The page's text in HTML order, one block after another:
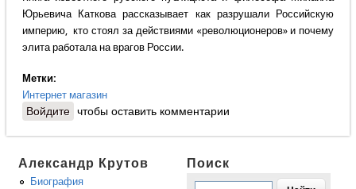
Юрьевича Каткова рассказывает как разрушали Российскую
империю, кто стоял за действиями «революционеров» и почему
элита работала на врагов России.
Метки:
Интернет магазин
Войдите чтобы оставить комментарии
Александр Крутов
Биография
Поиск